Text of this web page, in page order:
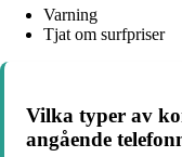
Varning
Tjat om surfpriser
Vilka typer av
angående